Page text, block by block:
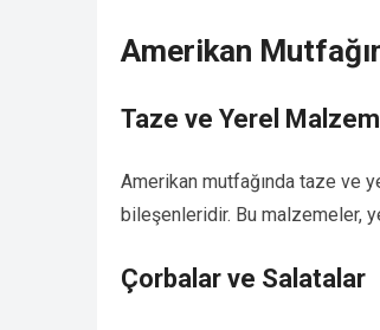
Amerikan
Taze ve Yerel
Amerikan mutfağında taze ve
bileşenleridir. Bu malzemeler,
Çorbalar ve Salatalar